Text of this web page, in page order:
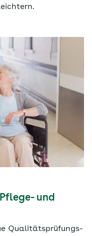
und
Qualitätsprüfungs-